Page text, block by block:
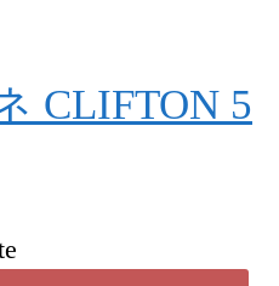
CLIFTON 5